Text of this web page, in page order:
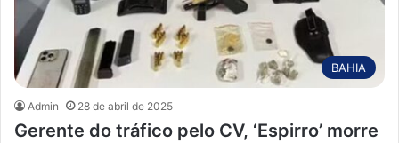
BAHIA
Admin 28 de abril de 2025
Gerente do tráfico pelo CV, ‘Espirro’ morre